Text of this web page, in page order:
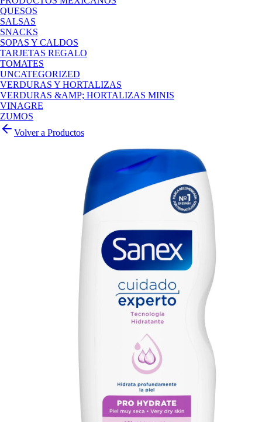
QUESOS
SALSAS
SNACKS
SOPAS Y CALDOS
TARJETAS REGALO
TOMATES
UNCATEGORIZED
VERDURAS Y HORTALIZAS
VERDURAS &AMP; HORTALIZAS MINIS
VINAGRE
ZUMOS
Volver a Productos